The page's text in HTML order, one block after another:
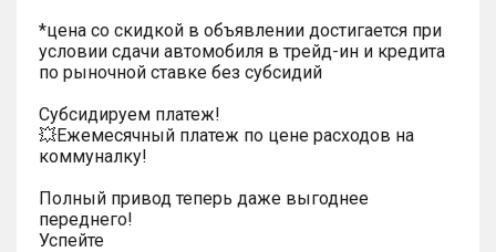
*цена со скидкой в объявлении достигается при
условии сдачи автомобиля в трейд-ин и кредита
по рыночной ставке без субсидий
Субсидируем платеж!
💥Ежемесячный платеж по цене расходов на
коммуналку!
Полный привод теперь даже выгоднее
переднего!
Успейте